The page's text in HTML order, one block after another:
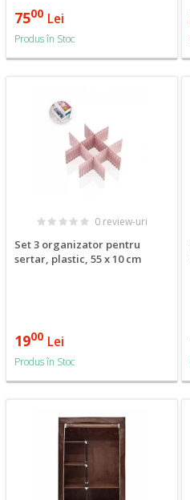
7500 Lei
Produs în Stoc
0 review-uri
Set 3 organizator pentru
sertar, plastic, 55 x 10 cm
1900 Lei
Produs în Stoc